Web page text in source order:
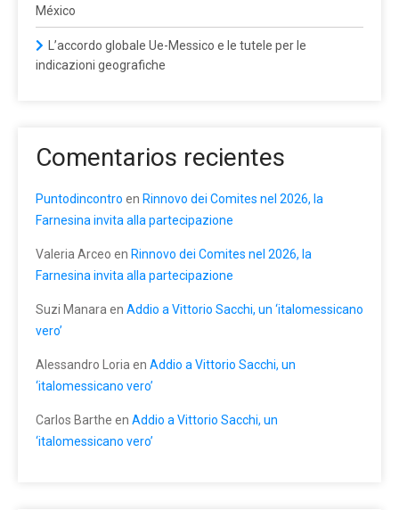
México
L’accordo globale Ue-Messico e le tutele per le
indicazioni geografiche
Comentarios recientes
Puntodincontro en Rinnovo dei Comites nel 2026, la
Farnesina invita alla partecipazione
Valeria Arceo en Rinnovo dei Comites nel 2026, la
Farnesina invita alla partecipazione
Suzi Manara en Addio a Vittorio Sacchi, un ‘italomessicano
vero’
Alessandro Loria en Addio a Vittorio Sacchi, un
‘italomessicano vero’
Carlos Barthe en Addio a Vittorio Sacchi, un
‘italomessicano vero’